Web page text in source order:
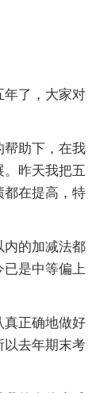
年了，大家对
帮助下，在我
。昨天我把五
都在提高，特
内的加减法都
是中等偏上
真正确地做好
以去年期末考